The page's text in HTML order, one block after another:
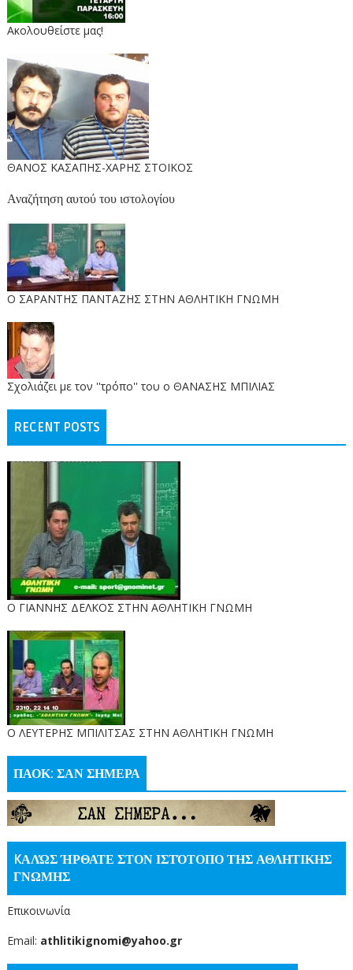
Ακολουθείστε μας!
ΘΑΝΟΣ ΚΑΣΑΠΗΣ-ΧΑΡΗΣ ΣΤΟΙΚΟΣ
Αναζήτηση αυτού του ιστολογίου
O ΣΑΡΑΝΤΗΣ ΠΑΝΤΑΖΗΣ ΣΤΗΝ ΑΘΛΗΤΙΚΗ ΓΝΩΜΗ
Σχολιάζει με τον ''τρόπο'' του ο ΘΑΝΑΣΗΣ ΜΠΙΛΙΑΣ
RECENT POSTS
Ο ΓΙΑΝΝΗΣ ΔΕΛΚΟΣ ΣΤΗΝ ΑΘΛΗΤΙΚΗ ΓΝΩΜΗ
O ΛΕΥΤΕΡΗΣ ΜΠΙΛΙΤΣΑΣ ΣΤΗΝ ΑΘΛΗΤΙΚΗ ΓΝΩΜΗ
ΠΑΟΚ: ΣΑΝ ΣΗΜΕΡΑ
KΑΛΏΣ ΉΡΘΑΤΕ ΣΤΟΝ ΙΣΤΌΤΟΠΟ ΤΗΣ ΑΘΛΗΤΙΚΗΣ
ΓΝΩΜΗΣ
Επικοινωνία
Email: athlitikignomi@yahoo.gr